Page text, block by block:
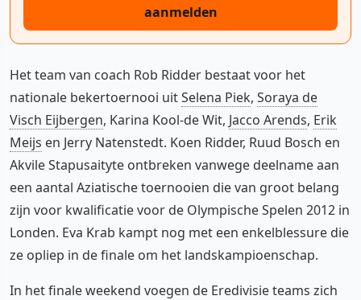
aanmelden
Het team van coach Rob Ridder bestaat voor het
nationale bekertoernooi uitSelena Piek, Soraya de
Visch Eijbergen, Karina Kool-de Wit, Jacco Arends, Erik
Meijs en Jerry Natenstedt. Koen Ridder, Ruud Bosch en
Akvile Stapusaityte ontbreken vanwege deelname aan
een aantal Aziatische toernooien die van groot belang
zijn voor kwalificatie voor de Olympische Spelen 2012 in
Londen. Eva Krab kampt nog met een enkelblessure die
ze opliep in de finale om het landskampioenschap.
In het finale weekend voegen de Eredivisie teams zich